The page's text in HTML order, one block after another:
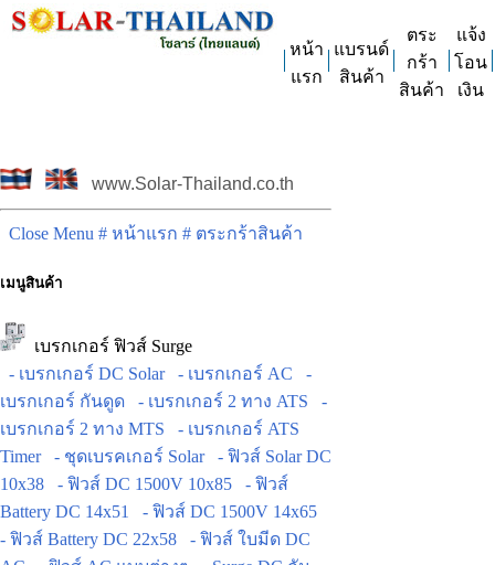
หน้า
แรก
แบรนด์
สินค้า
ตระ
กร้า
สินค้า
แจ้ง
โอน
เงิน
www.Solar-Thailand.co.th
Close Menu # หน้าแรก # ตระกร้าสินค้า
เมนูสินค้า
เบรกเกอร์ ฟิวส์ Surge
- เบรกเกอร์ DC Solar
- เบรกเกอร์ AC
-
เบรกเกอร์ กันดูด
- เบรกเกอร์ 2 ทาง ATS
-
เบรกเกอร์ 2 ทาง MTS
- เบรกเกอร์ ATS
Timer
- ชุดเบรคเกอร์ Solar
- ฟิวส์ Solar DC
10x38
- ฟิวส์ DC 1500V 10x85
- ฟิวส์
Battery DC 14x51
- ฟิวส์ DC 1500V 14x65
- ฟิวส์ Battery DC 22x58
- ฟิวส์ ใบมีด DC